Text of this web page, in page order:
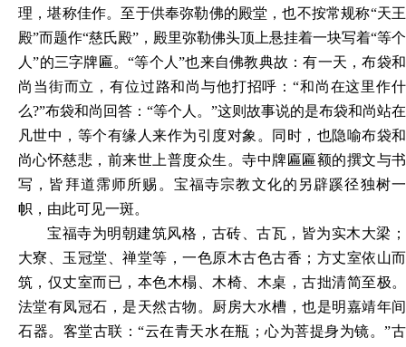
理，堪称佳作。至于供奉弥勒佛的殿堂，也不按常规称“天王
殿”而题作“慈氏殿”，殿里弥勒佛头顶上悬挂着一块写着“等个
人”的三字牌匾。“等个人”也来自佛教典故：有一天，布袋和
尚当街而立，有位过路和尚与他打招呼：“和尚在这里作什
么?”布袋和尚回答：“等个人。”这则故事说的是布袋和尚站在
凡世中，等个有缘人来作为引度对象。同时，也隐喻布袋和
尚心怀慈悲，前来世上普度众生。寺中牌匾匾额的撰文与书
写，皆拜道霈师所赐。宝福寺宗教文化的另辟蹊径独树一
帜，由此可见一斑。
宝福寺为明朝建筑风格，古砖、古瓦，皆为实木大梁；
大寮、玉冠堂、禅堂等，一色原木古色古香；方丈室依山而
筑，仅丈室而已，本色木榻、木椅、木桌，古拙清简至极。
法堂有凤冠石，是天然古物。厨房大水槽，也是明嘉靖年间
石器。客堂古联：“云在青天水在瓶 ； 心为菩提身为镜。”古